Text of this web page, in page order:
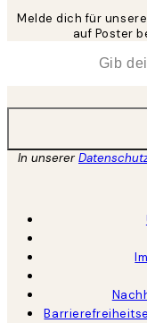
Melde dich für
auf Poster
In unserer